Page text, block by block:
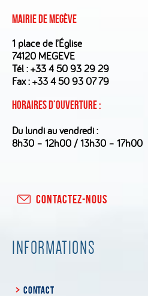
Mairie de Megève
1 place de l’Église
74120 MEGEVE
Tél :+33 4 50 93 29 29
Fax : +33 4 50 93 07 79
Horaires d’ouverture :
Du lundi au vendredi :
8h30 – 12h00 / 13h30 – 17h00
CONTACTEZ-NOUS
INFORMATIONS
CONTACT